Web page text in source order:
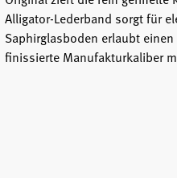
Alligator-Lederband sorgt für
Saphirglasboden erlaubt
finissierte Manufakturkaliber